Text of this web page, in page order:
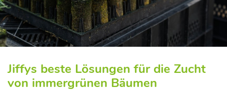
Jiffys beste Lösungen für die Zucht
von immergrünen Bäumen